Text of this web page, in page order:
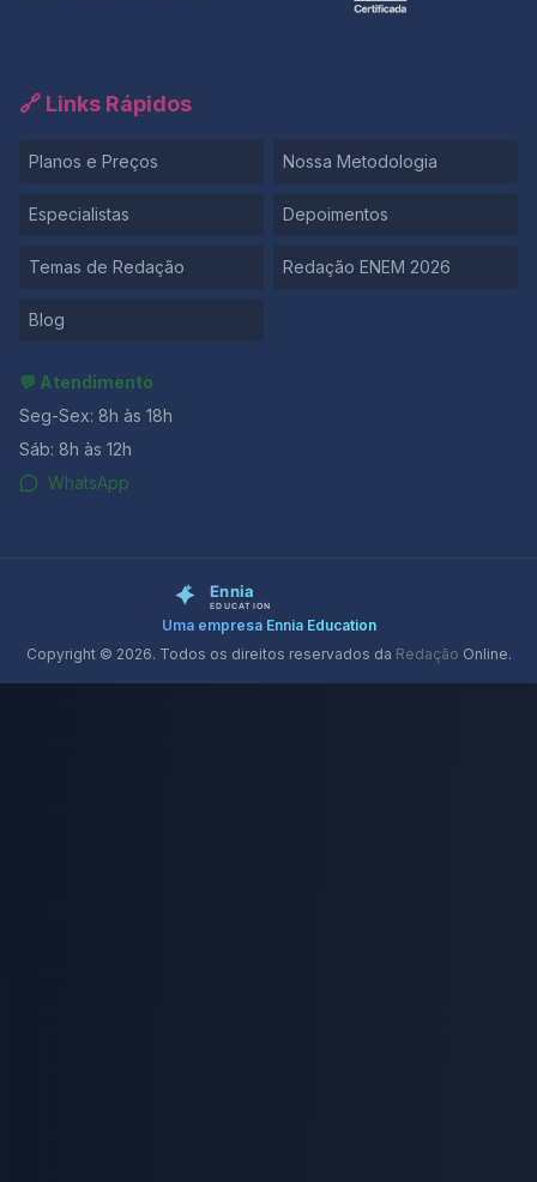
🔗 Links Rápidos
Planos e Preços Nossa Metodologia
Especialistas Depoimentos
Temas de Redação Redação ENEM 2026
Blog
💬 Atendimento
Seg-Sex: 8h às 18h
Sáb: 8h às 12h
WhatsApp
Uma empresa Ennia Education
Copyright © 2026. Todos os direitos reservados da Redação Online.